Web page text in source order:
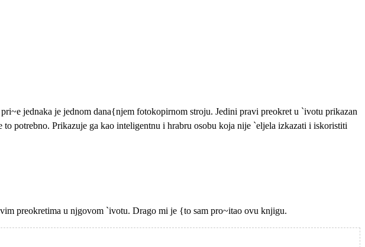
jednaka je jednom dana{njem fotokopirnom stroju. Jedini pravi preokret u `ivotu prikazan
potrebno. Prikazuje ga kao inteligentnu i hrabru osobu koja nije `eljela izkazati i iskoristiti
preokretima u njgovom `ivotu. Drago mi je {to sam pro~itao ovu knjigu.